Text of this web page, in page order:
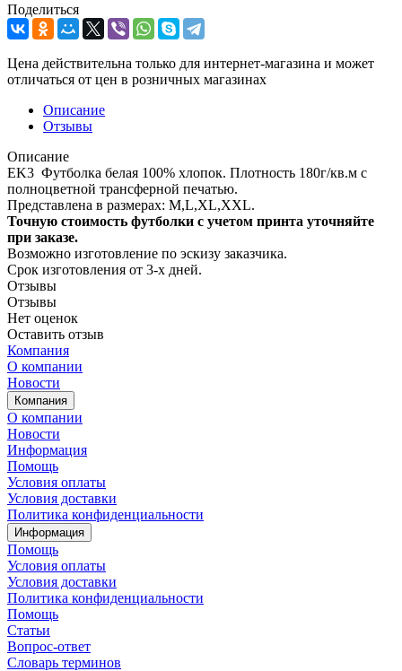
Поделиться
Цена действительна только для интернет-магазина и может
отличаться от цен в розничных магазинах
Описание
Отзывы
Описание
EK3 Футболка белая 100% хлопок. Плотность 180г/кв.м с
полноцветной трансферной печатью.
Представлена в размерах: M,L,XL,XXL.
Точную стоимость футболки с учетом принта уточняйте
при заказе.
Возможно изготовление по эскизу заказчика.
Срок изготовления от 3-х дней.
Отзывы
Отзывы
Нет оценок
Оставить отзыв
Компания
О компании
Новости
Компания
О компании
Новости
Информация
Помощь
Условия оплаты
Условия доставки
Политика конфиденциальности
Информация
Помощь
Условия оплаты
Условия доставки
Политика конфиденциальности
Помощь
Статьи
Вопрос-ответ
Словарь терминов